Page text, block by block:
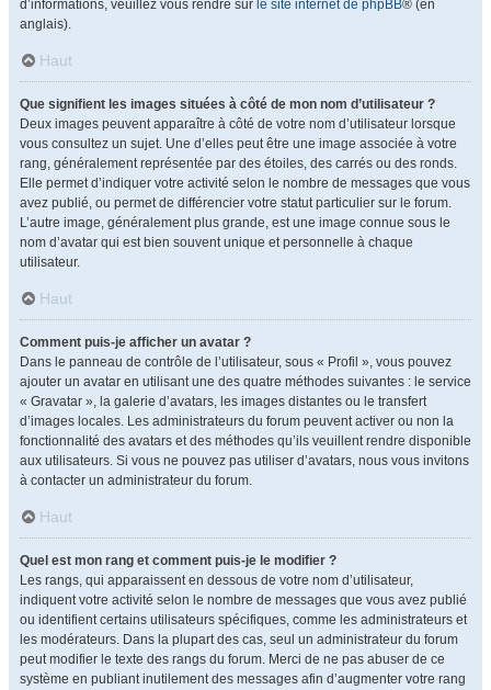
d’informations, veuillez vous rendre sur le site internet de phpBB® (en
anglais).
Haut
Que signifient les images situées à côté de mon nom d’utilisateur ?
Deux images peuvent apparaître à côté de votre nom d’utilisateur lorsque
vous consultez un sujet. Une d’elles peut être une image associée à votre
rang, généralement représentée par des étoiles, des carrés ou des ronds.
Elle permet d’indiquer votre activité selon le nombre de messages que vous
avez publié, ou permet de différencier votre statut particulier sur le forum.
L’autre image, généralement plus grande, est une image connue sous le
nom d’avatar qui est bien souvent unique et personnelle à chaque
utilisateur.
Haut
Comment puis-je afficher un avatar ?
Dans le panneau de contrôle de l’utilisateur, sous « Profil », vous pouvez
ajouter un avatar en utilisant une des quatre méthodes suivantes : le service
« Gravatar », la galerie d’avatars, les images distantes ou le transfert
d’images locales. Les administrateurs du forum peuvent activer ou non la
fonctionnalité des avatars et des méthodes qu’ils veuillent rendre disponible
aux utilisateurs. Si vous ne pouvez pas utiliser d’avatars, nous vous invitons
à contacter un administrateur du forum.
Haut
Quel est mon rang et comment puis-je le modifier ?
Les rangs, qui apparaissent en dessous de votre nom d’utilisateur,
indiquent votre activité selon le nombre de messages que vous avez publié
ou identifient certains utilisateurs spécifiques, comme les administrateurs et
les modérateurs. Dans la plupart des cas, seul un administrateur du forum
peut modifier le texte des rangs du forum. Merci de ne pas abuser de ce
système en publiant inutilement des messages afin d’augmenter votre rang